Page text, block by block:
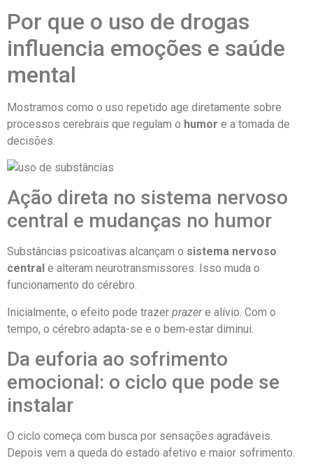
Por que o uso de drogas
influencia emoções e saúde
mental
Mostramos como o uso repetido age diretamente sobre
processos cerebrais que regulam o humor e a tomada de
decisões.
Ação direta no sistema nervoso
central e mudanças no humor
Substâncias psicoativas alcançam o sistema nervoso
central e alteram neurotransmissores. Isso muda o
funcionamento do cérebro.
Inicialmente, o efeito pode trazer prazere alívio. Com o
tempo, o cérebro adapta-se e o bem‑estar diminui.
Da euforia ao sofrimento
emocional: o ciclo que pode se
instalar
O ciclo começa com busca por sensações agradáveis.
Depois vem a queda do estado afetivo e maior sofrimento.